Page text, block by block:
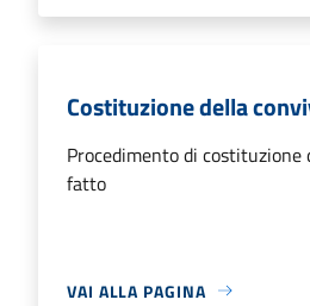
Costituzione della
Procedimento di costituzione
fatto
VAI ALLA PAGINA